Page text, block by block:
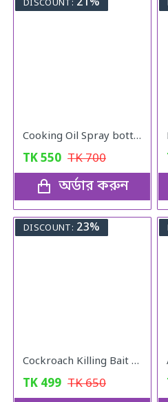
DISCOUNT: 21%
Cooking Oil Spray bottle
TK550 TK700
অর্ডার করুন
DISCOUNT: 23%
Cockroach Killing Bait Powder (5 pcs)
TK 499 TK650